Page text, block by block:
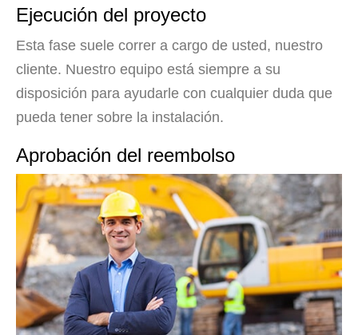
Ejecución del proyecto
Esta fase suele correr a cargo de usted, nuestro
cliente. Nuestro equipo está siempre a su
disposición para ayudarle con cualquier duda que
pueda tener sobre la instalación.
Aprobación del reembolso